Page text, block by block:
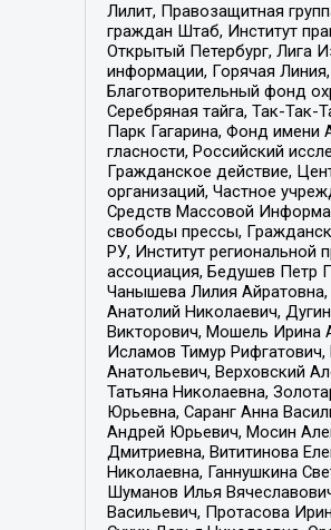
Лилит, Правозащитная
граждан Штаб, Институт
Открытый Петербург, Лига
информации, Горячая
Благотворительный фонд
Серебряная тайга, Так-
Парк Гагарина, Фонд имени
гласности, Российский
Гражданское действие,
организаций, Частное
Средств Массовой
свободы прессы,
РУ, Институт
ассоциация, Бедушев Петр
Чанышева Лилия Айратовна,
Анатолий Николаевич,
Викторович, Мошель Ирина
Исламов Тимур
Анатольевич, Верховский
Татьяна Николаевна,
Юрьевна, Саранг Анна
Андрей Юрьевич, Мосин
Дмитриевна, Вититинова
Николаевна, Ганнушкина
Шуманов Илья
Васильевич, Протасова